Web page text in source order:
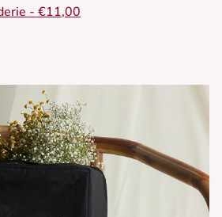
- Empire model - Lange
gouden stof
- €11,00